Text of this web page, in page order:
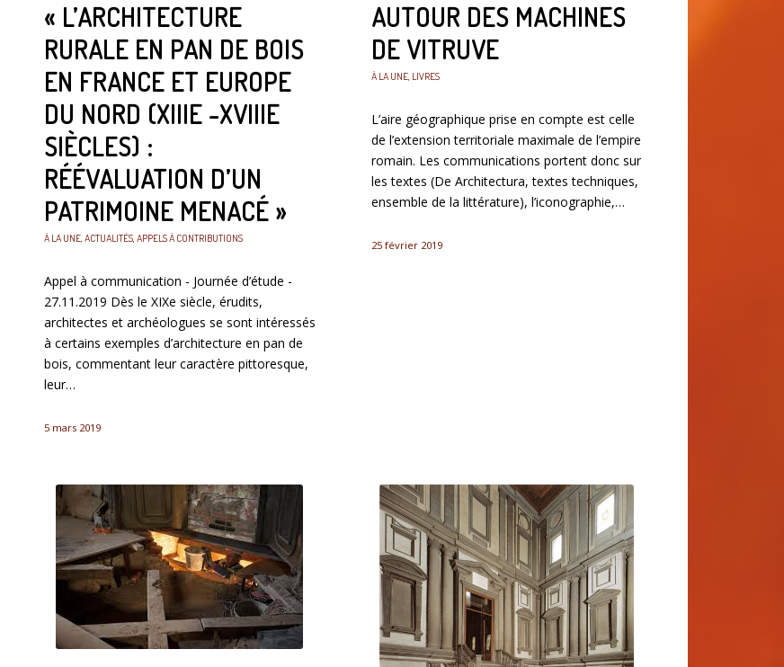
« L’ARCHITECTURE
RURALE EN PAN DE BOIS
EN FRANCE ET EUROPE
DU NORD (XIIIE -XVIIIE
SIÈCLES) :
RÉÉVALUATION D’UN
PATRIMOINE MENACÉ »
À LA UNE, ACTUALITÉS, APPELS À CONTRIBUTIONS
Appel à communication - Journée d’étude -
27.11.2019 Dès le XIXe siècle, érudits,
architectes et archéologues se sont intéressés
à certains exemples d’architecture en pan de
bois, commentant leur caractère pittoresque,
leur…
5 mars 2019
AUTOUR DES MACHINES
DE VITRUVE
À LA UNE, LIVRES
L’aire géographique prise en compte est celle
de l’extension territoriale maximale de l’empire
romain. Les communications portent donc sur
les textes (De Architectura, textes techniques,
ensemble de la littérature), l’iconographie,…
25 février 2019